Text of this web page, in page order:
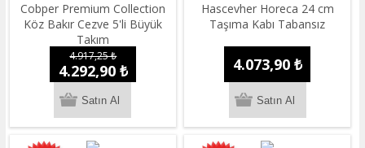
Cobper Premium Collection
Köz Bakır Cezve 5'li Büyük
Takım
4.917,25 ₺
4.292,90 ₺
Hascevher Horeca 24 cm
Taşıma Kabı Tabansız
4.073,90 ₺